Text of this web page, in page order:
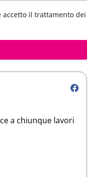
accetto il trattamento dei
a chiunque lavori